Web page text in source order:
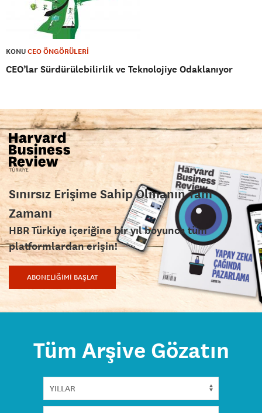
KONUCEO ÖNGÖRÜLERİ
CEO’lar Sürdürülebilirlik ve Teknolojiye Odaklanıyor
Sınırsız Erişime Sahip Olmanın Tam
Zamanı
HBR Türkiye içeriğine bir yıl boyunca tüm
platformlardan erişin!
ABONELİĞİMİ BAŞLAT
Tüm Arşive Gözatın